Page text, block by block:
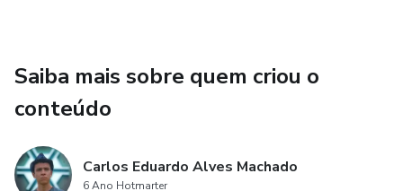
Saiba mais sobre quem criou o
conteúdo
Carlos Eduardo Alves Machado
6 Ano Hotmarter